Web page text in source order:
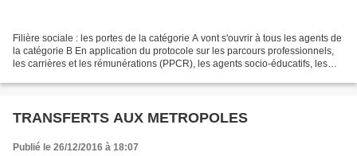
Filière sociale : les portes de la catégorie A vont s'ouvrir à tous les agents de
la catégorie B En application du protocole sur les parcours professionnels,
les carrières et les rémunérations (PPCR), les agents socio-éducatifs, les
TRANSFERTS AUX METROPOLES
Publié le 26/12/2016 à 18:07